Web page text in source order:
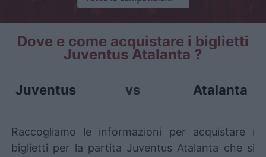
Dove e come acquistare i biglietti
Juventus Atalanta ?
Juventus vs Atalanta
Raccogliamo le informazioni per acquistare i
biglietti per la partita Juventus Atalanta che si